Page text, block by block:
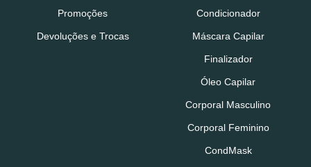
Promoções
Devoluções e Trocas
Condicionador
Máscara Capilar
Finalizador
Óleo Capilar
Corporal Masculino
Corporal Feminino
CondMask